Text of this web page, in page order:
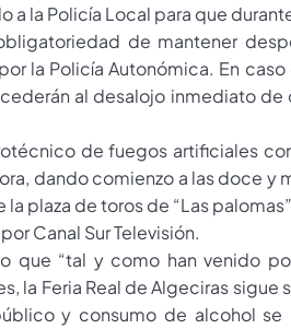
la Policía Local para que
de mantener
la Policía Autonómica. En
al desalojo inmediato de
de fuegos artificiales
dando comienzo a las doce y
plaza de toros de “Las
Canal Sur Televisión.
que “tal y como han venido
la Feria Real de Algeciras sigue
y consumo de alcohol se